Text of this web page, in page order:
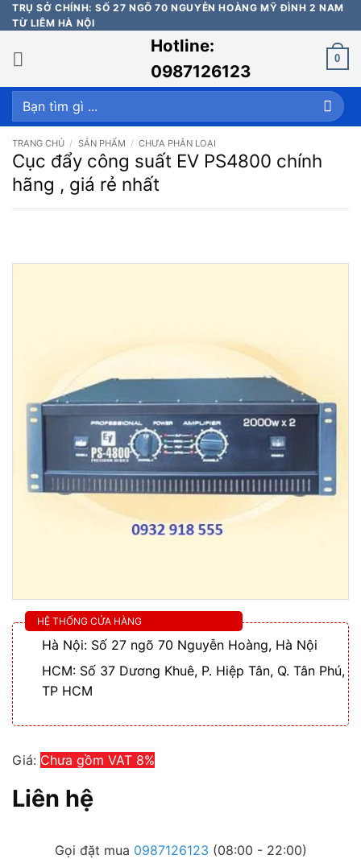
Bỏ
qua
nội
dung
TRỤ SỞ CHÍNH: SỐ 27 NGÕ 70 NGUYỄN HOÀNG MỸ ĐÌNH 2 NAM
TỪ LIÊM HÀ NỘI
Hotline:
0987126123
0
Tìm
kiếm:
TRANG CHỦ / SẢN PHẨM / CHƯA PHÂN LOẠI
Cục đẩy công suất EV PS4800 chính
hãng , giá rẻ nhất
HỆ THỐNG CỬA HÀNG
Hà Nội: Số 27 ngõ 70 Nguyễn Hoàng, Hà Nội
HCM: Số 37 Dương Khuê, P. Hiệp Tân, Q. Tân Phú,
TP HCM
Giá: Chưa gồm VAT 8%
Liên hệ
Gọi đặt mua 0987126123 (08:00 - 22:00)